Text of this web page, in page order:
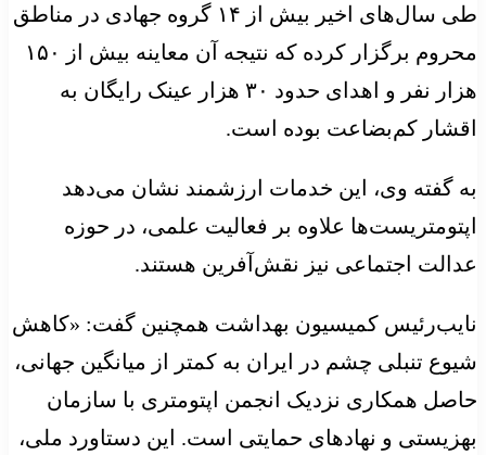
طی سال‌های اخیر بیش از ۱۴ گروه جهادی در مناطق
محروم برگزار کرده که نتیجه آن معاینه بیش از ۱۵۰
هزار نفر و اهدای حدود ۳۰ هزار عینک رایگان به
اقشار کم‌بضاعت بوده است.
به گفته وی، این خدمات ارزشمند نشان می‌دهد
اپتومتریست‌ها علاوه بر فعالیت علمی، در حوزه
عدالت اجتماعی نیز نقش‌آفرین هستند.
نایب‌رئیس کمیسیون بهداشت همچنین گفت: «کاهش
شیوع تنبلی چشم در ایران به کمتر از میانگین جهانی،
حاصل همکاری نزدیک انجمن اپتومتری با سازمان
بهزیستی و نهادهای حمایتی است. این دستاورد ملی،